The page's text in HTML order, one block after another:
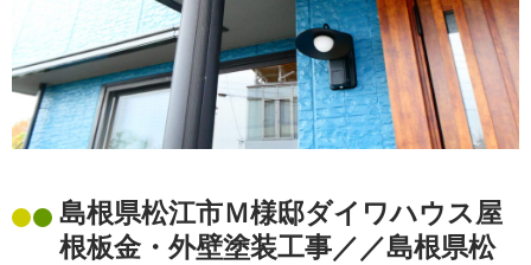
島根県松江市Ｍ様邸ダイワハウス屋
根板金・外壁塗装工事／／島根県松